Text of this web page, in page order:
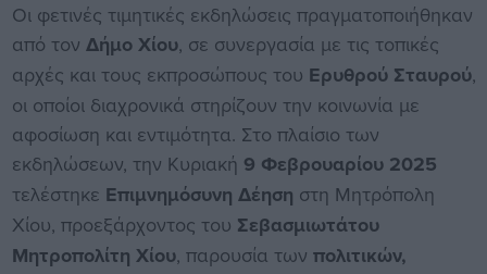
Οι φετινές τιμητικές εκδηλώσεις πραγματοποιήθηκαν
από τον Δήμο Χίου, σε συνεργασία με τις τοπικές
αρχές και τους εκπροσώπους του Ερυθρού Σταυρού,
οι οποίοι διαχρονικά στηρίζουν την κοινωνία με
αφοσίωση και εντιμότητα. Στο πλαίσιο των
εκδηλώσεων, την Κυριακή 9 Φεβρουαρίου 2025
τελέστηκε Επιμνημόσυνη Δέηση στη Μητρόπολη
Χίου, προεξάρχοντος του Σεβασμιωτάτου
Μητροπολίτη Χίου, παρουσία των πολιτικών,